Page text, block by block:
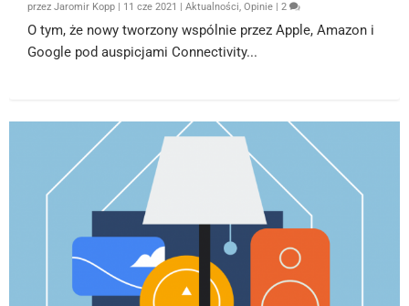
przezJaromir Kopp | 11 cze 2021 |Aktualności,Opinie |2
O tym, że nowy tworzony wspólnie przez Apple, Amazon i
Google pod auspicjami Connectivity...